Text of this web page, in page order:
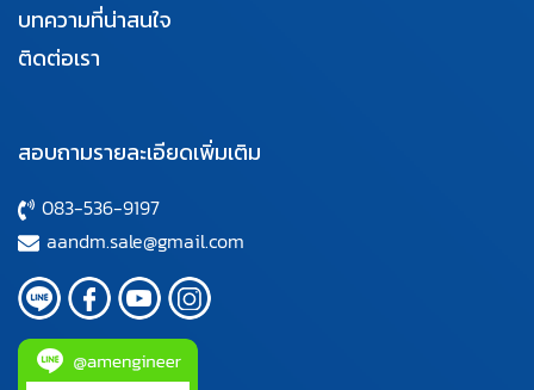
บทความที่น่าสนใจ
ติดต่อเรา
สอบถามรายละเอียดเพิ่มเติม
083-536-9197
aandm.sale@gmail.com